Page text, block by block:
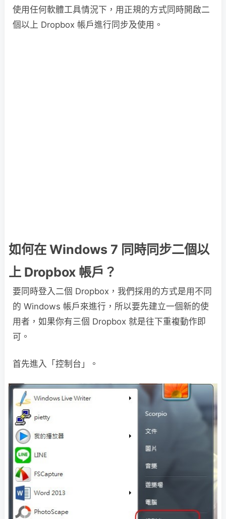
使用任何軟體工具情況下，用正規的方式同時開啟二
個以上 Dropbox 帳戶進行同步及使用。
如何在 Windows 7 同時同步二個以
上 Dropbox 帳戶？
要同時登入二個 Dropbox，我們採用的方式是用不同
的 Windows 帳戶來進行，所以要先建立一個新的使
用者，如果你有三個 Dropbox 就是往下重複動作即
可。
首先進入「控制台」。